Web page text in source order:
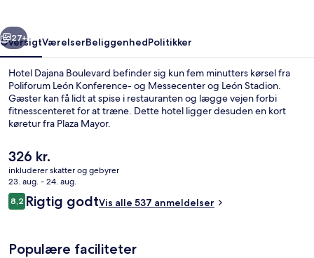
Næste
27+
OversigtVærelserBeliggenhedPolitikker
Hotel Dajana Boulevard befinder sig kun fem minutters kørsel fra
Poliforum León Konference- og Messecenter og León Stadion.
Gæster kan få lidt at spise i restauranten og lægge vejen forbi
fitnesscenteret for at træne. Dette hotel ligger desuden en kort
køretur fra Plaza Mayor.
Den
nuværende
pris
er
326 kr.
326 kr.
inkluderer skatter og gebyrer
23. aug. - 24. aug.
Anmeldelser
8,28,2 ud af 10.
Rigtig godtVis alle 537 anmeldelser
Populære faciliteter